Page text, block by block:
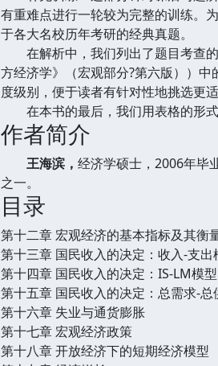
有重难点进行一轮较为完整的训练。
于各大名校历年考研的经典真题。
在解析中，我们列出了题目考查的
方经济学》（宏观部分?第六版））
度级别，便于读者有针对性地挑选更适
在本书的最后，我们用表格的形式
作者简介
王海滨， 经济学硕士，2006年毕
之一。
目录
第十二章 宏观经济的基本指标及其衡
第十三章 国民收入的决定：收入-支出
第十四章 国民收入的决定：IS-LM模型
第十五章 国民收入的决定：总需求-总
第十六章 失业与通货膨胀
第十七章 宏观经济政策
第十八章 开放经济下的短期经济模型